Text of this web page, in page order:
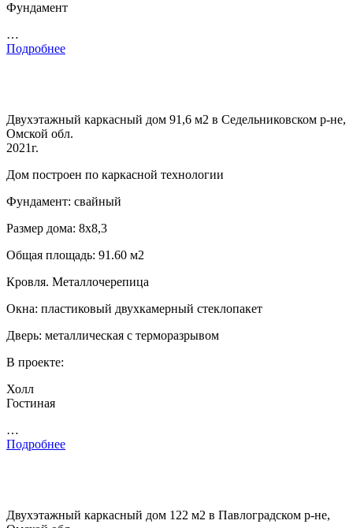
Фундамент
…
Подробнее
Двухэтажный каркасный дом 91,6 м2 в Седельниковском р-не,
Омской обл.
2021г.
Дом построен по каркасной технологии
Фундамент: свайный
Размер дома: 8х8,3
Общая площадь: 91.60 м2
Кровля. Металлочерепица
Окна: пластиковый двухкамерный стеклопакет
Дверь: металлическая с терморазрывом
В проекте:
Холл
Гостиная
…
Подробнее
Двухэтажный каркасный дом 122 м2 в Павлоградском р-не,